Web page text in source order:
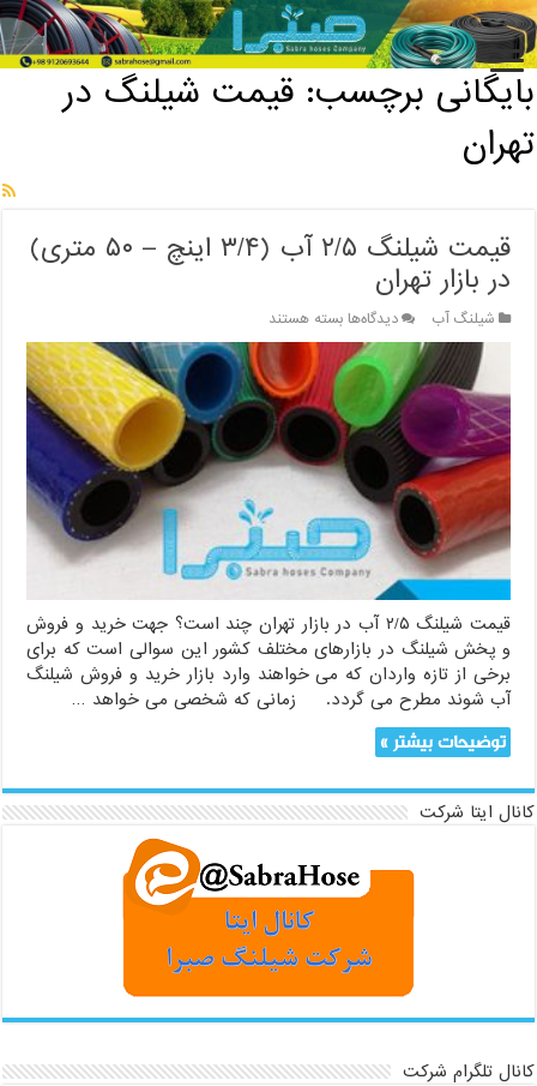
خانه / بایگانی برچسب: قیمت شیلنگ در تهران
بایگانی برچسب:قیمت شیلنگ در
تهران
قیمت شیلنگ ۲/۵ آب (۳/۴ اینچ – ۵۰ متری)
در بازار تهران
شیلنگ آب دیدگاه‌هابرای
قیمت
شیلنگ
۲/۵
آب
(۳/۴
اینچ
–
۵۰
متری)
در
بازار
تهران
بسته هستند
قیمت شیلنگ ۲/۵ آب در بازار تهران چند است؟ جهت خرید و فروش
و پخش شیلنگ در بازارهای مختلف کشور این سوالی است که برای
برخی از تازه واردان که می خواهند وارد بازار خرید و فروش شیلنگ
آب شوند مطرح می گردد. زمانی که شخصی می خواهد …
توضیحات بیشتر »
کانال ایتا شرکت
کانال تلگرام شرکت